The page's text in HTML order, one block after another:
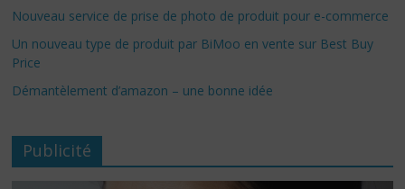
Nouveau service de prise de photo de produit pour e-commerce
Un nouveau type de produit par BiMoo en vente sur Best Buy
Price
Démantèlement d’amazon – une bonne idée
Publicité